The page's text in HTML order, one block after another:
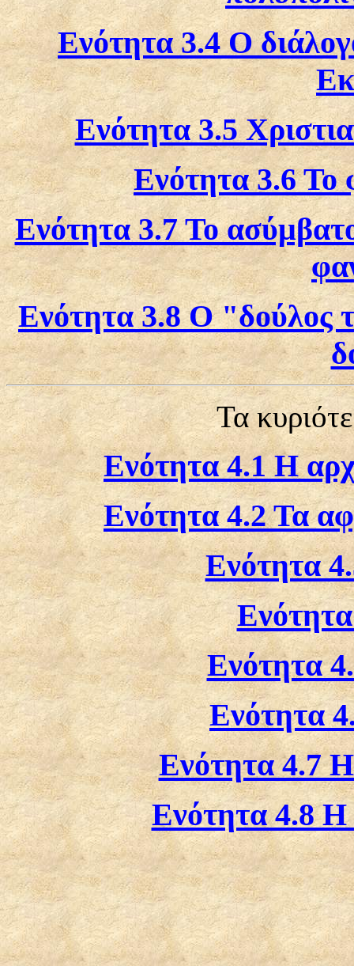
Ενότητα 3.4 Ο
Ενότητα 3.5
Ενότητα 3.6 Το
Ενότητα 3.7 Το
Ενότητα 3.8 Ο "δούλος
Τα
Ενότητα 4.1 Η
Ενότητα 4.2 Τα
Ενότητα
Ενότητα
Ενότητα
Ενότητα 4.7 Η
Ενότητα 4.8 Η